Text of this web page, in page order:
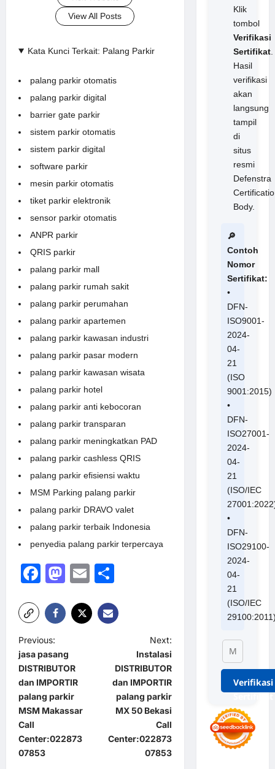
View All Posts
Kata Kunci Terkait: Palang Parkir
palang parkir otomatis
palang parkir digital
barrier gate parkir
sistem parkir otomatis
sistem parkir digital
software parkir
mesin parkir otomatis
tiket parkir elektronik
sensor parkir otomatis
ANPR parkir
QRIS parkir
palang parkir mall
palang parkir rumah sakit
palang parkir perumahan
palang parkir apartemen
palang parkir kawasan industri
palang parkir pasar modern
palang parkir kawasan wisata
palang parkir hotel
palang parkir anti kebocoran
palang parkir transparan
palang parkir meningkatkan PAD
palang parkir cashless QRIS
palang parkir efisiensi waktu
MSM Parking palang parkir
palang parkir DRAVO valet
palang parkir terbaik Indonesia
penyedia palang parkir terpercaya
Facebook
Mastodon
Email
P
o
s
t
n
a
v
Previous:
jasa pasang
DISTRIBUTOR
dan IMPORTIR
palang parkir
MSM Makassar
Call
Center:022873
07853
Next:
Instalasi
DISTRIBUTOR
dan IMPORTIR
palang parkir
MX 50 Bekasi
Call
Center:022873
07853
Klik
tombol
Verifikasi
Sertifikat.
Hasil
verifikasi
akan
langsung
tampil
di
situs
resmi
Defenstra
Body.
🔎
Contoh
Nomor
Sertifikat:
•
DFN-
ISO9001-
2024-
04-
21
(ISO
9001:2015)
•
DFN-
ISO27001-
2024-
04-
21
(ISO/IEC
•
DFN-
ISO29100-
2024-
04-
21
(ISO/IEC
Verifikasi
Sertifikat